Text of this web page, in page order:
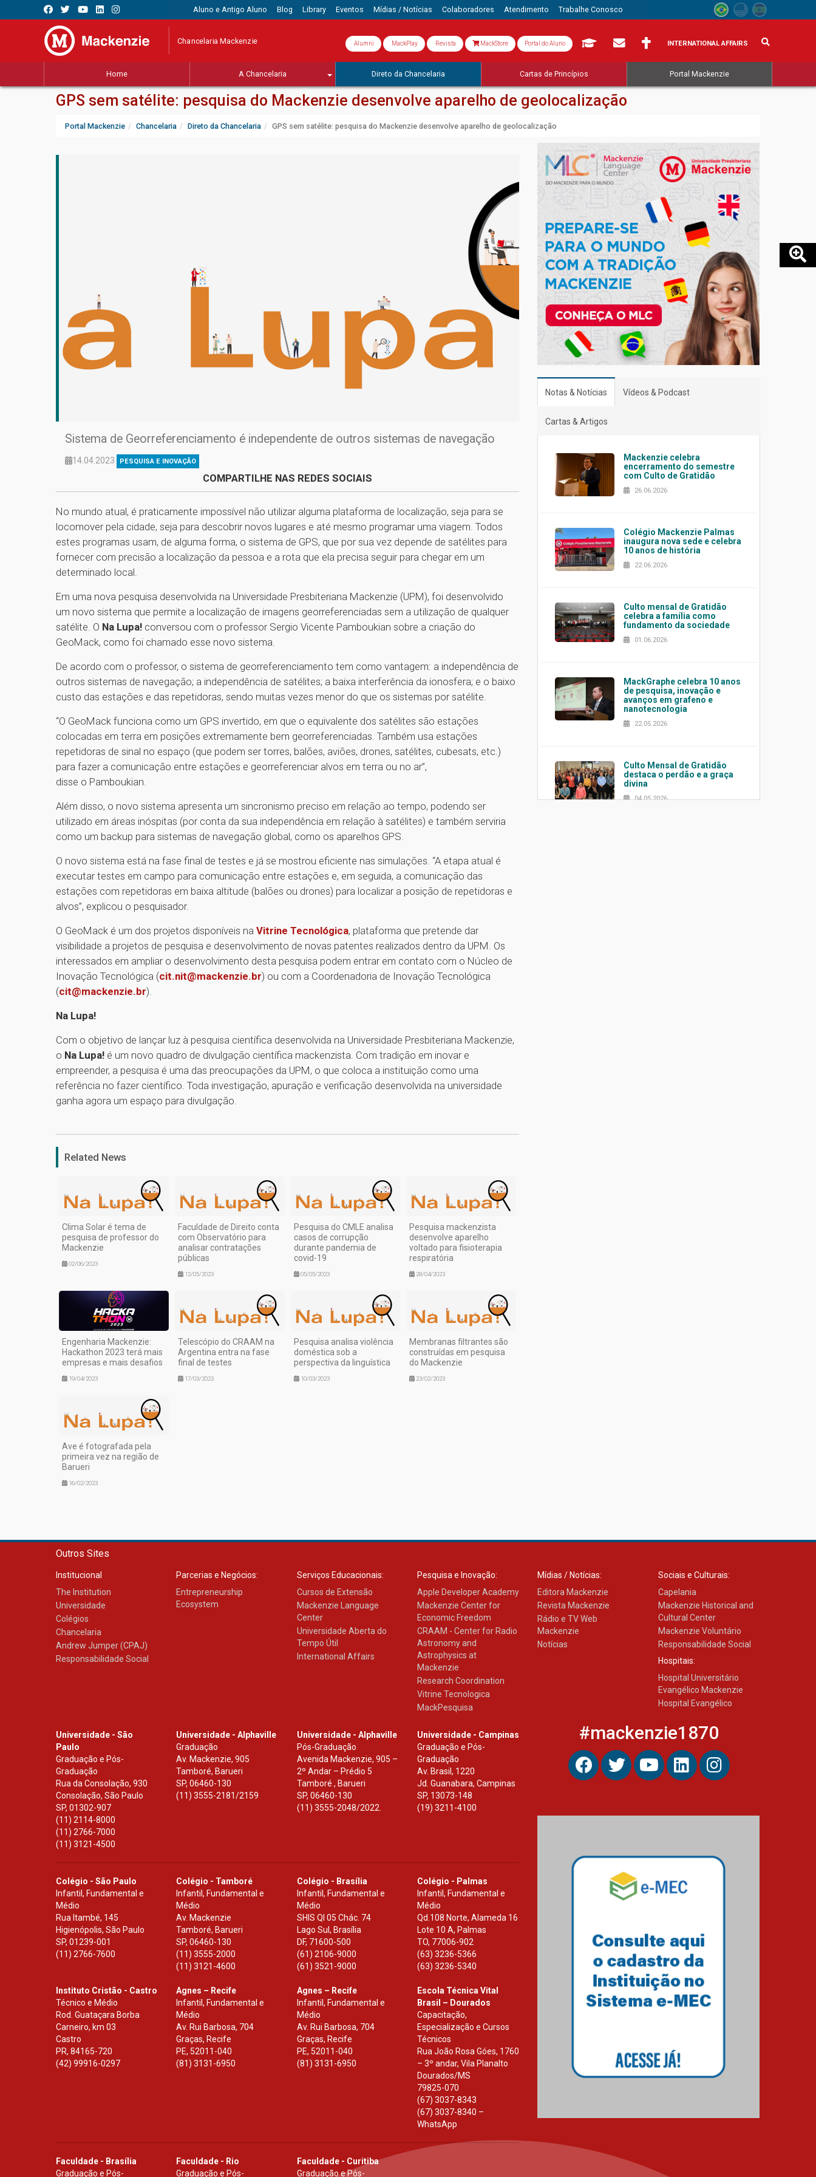
Aluno e Antigo Aluno Blog Library Eventos Mídias / Notícias Colaboradores Atendimento Trabalhe Conosco
Chancelaria Mackenzie Alumni MackPlay Revista MackStore Portal do Aluno INTERNATIONAL AFFAIRS
Home A Chancelaria Direto da Chancelaria Cartas de Princípios Portal Mackenzie
GPS sem satélite: pesquisa do Mackenzie desenvolve aparelho de geolocalização
Portal Mackenzie Chancelaria Direto da Chancelaria GPS sem satélite: pesquisa do Mackenzie desenvolve aparelho de geolocalização
Sistema de Georreferenciamento é independente de outros sistemas de navegação
14.04.2023 PESQUISA E INOVAÇÃO
COMPARTILHE NAS REDES SOCIAIS
No mundo atual, é praticamente impossível não utilizar alguma plataforma de localização, seja para se
locomover pela cidade, seja para descobrir novos lugares e até mesmo programar uma viagem. Todos
estes programas usam, de alguma forma, o sistema de GPS, que por sua vez depende de satélites para
fornecer com precisão a localização da pessoa e a rota que ela precisa seguir para chegar em um
determinado local.
Em uma nova pesquisa desenvolvida na Universidade Presbiteriana Mackenzie (UPM), foi desenvolvido
um novo sistema que permite a localização de imagens georreferenciadas sem a utilização de qualquer
satélite. O Na Lupa! conversou com o professor Sergio Vicente Pamboukian sobre a criação do
GeoMack, como foi chamado esse novo sistema.
De acordo com o professor, o sistema de georreferenciamento tem como vantagem: a independência de
outros sistemas de navegação; a independência de satélites; a baixa interferência da ionosfera; e o baixo
custo das estações e das repetidoras, sendo muitas vezes menor do que os sistemas por satélite.
“O GeoMack funciona como um GPS invertido, em que o equivalente dos satélites são estações
colocadas em terra em posições extremamente bem georreferenciadas. Também usa estações
repetidoras de sinal no espaço (que podem ser torres, balões, aviões, drones, satélites, cubesats, etc.)
para fazer a comunicação entre estações e georreferenciar alvos em terra ou no ar”,
disse o Pamboukian.
Além disso, o novo sistema apresenta um sincronismo preciso em relação ao tempo, podendo ser
utilizado em áreas inóspitas (por conta da sua independência em relação à satélites) e também serviria
como um backup para sistemas de navegação global, como os aparelhos GPS.
O novo sistema está na fase final de testes e já se mostrou eficiente nas simulações. “A etapa atual é
executar testes em campo para comunicação entre estações e, em seguida, a comunicação das
estações com repetidoras em baixa altitude (balões ou drones) para localizar a posição de repetidoras e
alvos”, explicou o pesquisador.
O GeoMack é um dos projetos disponíveis na Vitrine Tecnológica, plataforma que pretende dar
visibilidade a projetos de pesquisa e desenvolvimento de novas patentes realizados dentro da UPM. Os
interessados em ampliar o desenvolvimento desta pesquisa podem entrar em contato com o Núcleo de
Inovação Tecnológica (cit.nit@mackenzie.br) ou com a Coordenadoria de Inovação Tecnológica
(cit@mackenzie.br).
Na Lupa!
Com o objetivo de lançar luz à pesquisa científica desenvolvida na Universidade Presbiteriana Mackenzie,
o Na Lupa! é um novo quadro de divulgação científica mackenzista. Com tradição em inovar e
empreender, a pesquisa é uma das preocupações da UPM, o que coloca a instituição como uma
referência no fazer científico. Toda investigação, apuração e verificação desenvolvida na universidade
ganha agora um espaço para divulgação.
Related News
Clima Solar é tema de
pesquisa de professor do
Mackenzie
02/06/2023
Faculdade de Direito conta
com Observatório para
analisar contratações
públicas
12/05/2023
Pesquisa do CMLE analisa
casos de corrupção
durante pandemia de
covid-19
05/05/2023
Pesquisa mackenzista
desenvolve aparelho
voltado para fisioterapia
respiratória
28/04/2023
Engenharia Mackenzie:
Hackathon 2023 terá mais
empresas e mais desafios
19/04/2023
Telescópio do CRAAM na
Argentina entra na fase
final de testes
17/03/2023
Pesquisa analisa violência
doméstica sob a
perspectiva da linguística
10/03/2023
Membranas filtrantes são
construídas em pesquisa
do Mackenzie
23/02/2023
Ave é fotografada pela
primeira vez na região de
Barueri
16/02/2023
Notas & Notícias Vídeos & Podcast
Cartas & Artigos
Mackenzie celebra
encerramento do semestre
com Culto de Gratidão
26.06.2026
Colégio Mackenzie Palmas
inaugura nova sede e celebra
10 anos de história
22.06.2026
Culto mensal de Gratidão
celebra a família como
fundamento da sociedade
01.06.2026
MackGraphe celebra 10 anos
de pesquisa, inovação e
avanços em grafeno e
nanotecnologia
22.05.2026
Culto Mensal de Gratidão
destaca o perdão e a graça
divina
04.05.2026
Outros Sites
Institucional
The Institution
Universidade
Colégios
Chancelaria
Andrew Jumper (CPAJ)
Responsabilidade Social
Parcerias e Negócios:
Entrepreneurship
Ecosystem
Serviços Educacionais:
Cursos de Extensão
Mackenzie Language
Center
Universidade Aberta do
Tempo Útil
International Affairs
Pesquisa e Inovação:
Apple Developer Academy
Mackenzie Center for
Economic Freedom
CRAAM - Center for Radio
Astronomy and
Astrophysics at
Mackenzie
Research Coordination
Vitrine Tecnologica
MackPesquisa
Mídias / Notícias:
Editora Mackenzie
Revista Mackenzie
Rádio e TV Web
Mackenzie
Notícias
Sociais e Culturais:
Capelania
Mackenzie Historical and
Cultural Center
Mackenzie Voluntário
Responsabilidade Social
Hospitais:
Hospital Universitário
Evangélico Mackenzie
Hospital Evangélico
Universidade - São
Paulo
Graduação e Pós-
Graduação
Rua da Consolação, 930
Consolação, São Paulo
SP, 01302-907
(11) 2114-8000
(11) 2766-7000
(11) 3121-4500
Universidade - Alphaville
Graduação
Av. Mackenzie, 905
Tamboré, Barueri
SP,06460-130
(11) 3555-2181/2159
Universidade - Alphaville
Pós-Graduação
Avenida Mackenzie, 905 –
2º Andar – Prédio 5
Tamboré , Barueri
SP, 06460-130
(11) 3555-2048/2022.
Universidade - Campinas
Graduação e Pós-
Graduação
Av. Brasil, 1220
Jd. Guanabara, Campinas
SP, 13073-148
(19) 3211-4100
Colégio - São Paulo
Infantil, Fundamental e
Médio
Rua Itambé, 145
Higienópolis, São Paulo
SP, 01239-001
(11) 2766-7600
Colégio - Tamboré
Infantil, Fundamental e
Médio
Av. Mackenzie
Tamboré, Barueri
SP,06460-130
(11) 3555-2000
(11) 3121-4600
Colégio - Brasília
Infantil, Fundamental e
Médio
SHIS Ql 05 Chác. 74
Lago Sul, Brasília
DF, 71600-500
(61) 2106-9000
(61) 3521-9000
Colégio - Palmas
Infantil, Fundamental e
Médio
Qd.108 Norte, Alameda 16
Lote 10 A, Palmas
TO, 77006-902
(63) 3236-5366
(63) 3236-5340
Instituto Cristão - Castro
Técnico e Médio
Rod. Guataçara Borba
Carneiro, km 03
Castro
PR, 84165-720
(42) 99916-0297
Agnes – Recife
Infantil, Fundamental e
Médio
Av. Rui Barbosa, 704
Graças, Recife
PE, 52011-040
(81) 3131-6950
Agnes – Recife
Infantil, Fundamental e
Médio
Av. Rui Barbosa, 704
Graças, Recife
PE, 52011-040
(81) 3131-6950
Escola Técnica Vital
Brasil – Dourados
Capacitação,
Especialização e Cursos
Técnicos
Rua João Rosa Góes, 1760
– 3º andar, Vila Planalto
Dourados/MS
79825-070
(67) 3037-8343
(67) 3037-8340 –
WhatsApp
Faculdade - Brasília
Graduação e Pós-
Faculdade - Rio
Graduação e Pós-
Faculdade - Curitiba
Graduação e Pós-
#mackenzie1870